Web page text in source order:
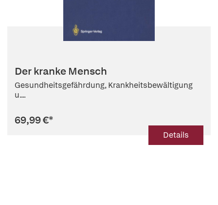
Der kranke Mensch
Gesundheitsgefährdung, Krankheitsbewältigung
u....
69,99 €*
Details